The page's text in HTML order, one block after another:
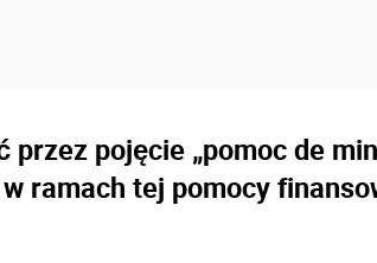
przez pojęcie „pomoc de
ramach tej pomocy